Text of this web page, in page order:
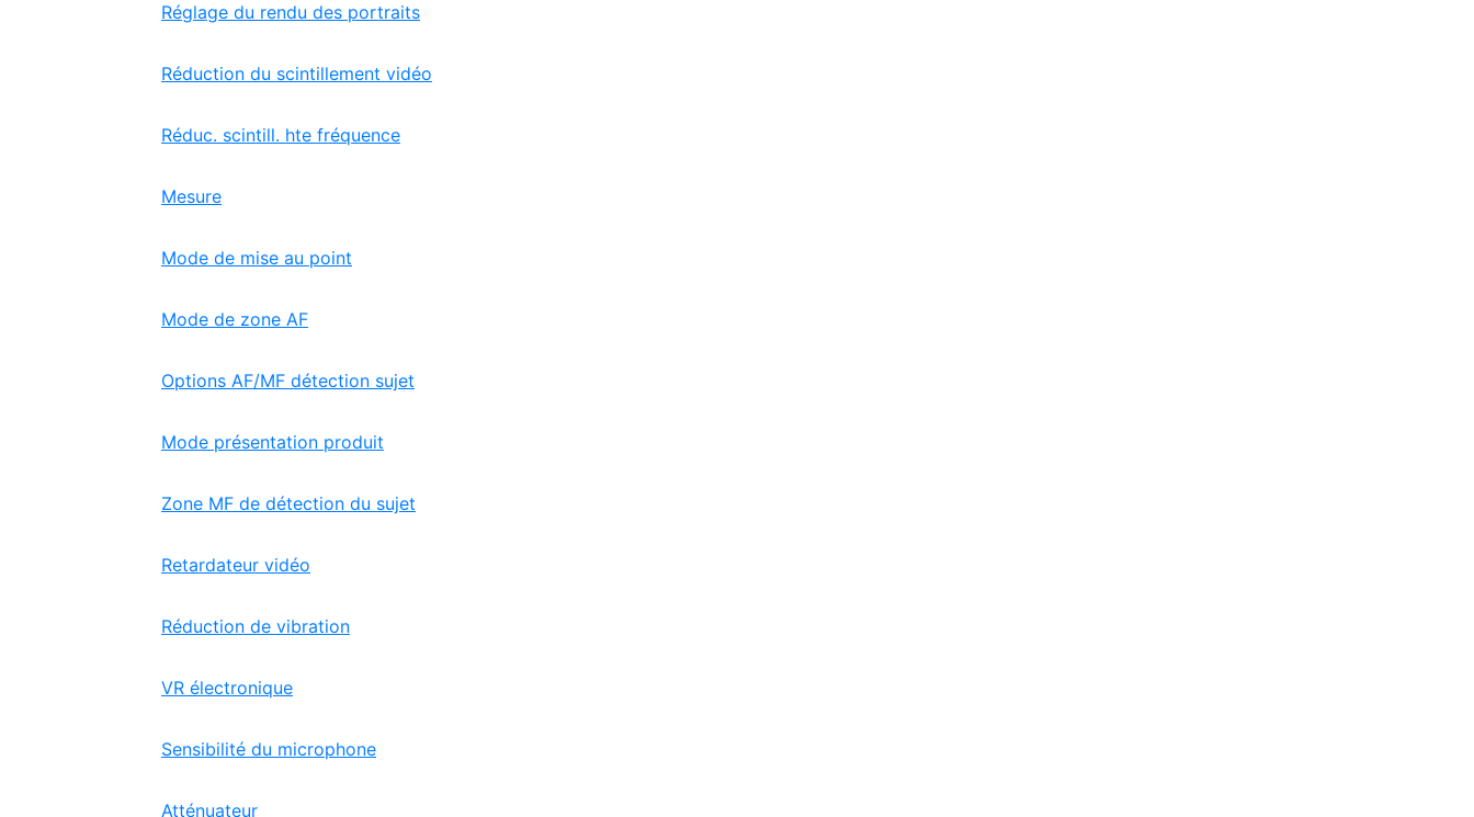
Réglage du rendu des portraits
Réduction du scintillement vidéo
Réduc. scintill. hte fréquence
Mesure
Mode de mise au point
Mode de zone AF
Options AF/MF détection sujet
Mode présentation produit
Zone MF de détection du sujet
Retardateur vidéo
Réduction de vibration
VR électronique
Sensibilité du microphone
Atténuateur